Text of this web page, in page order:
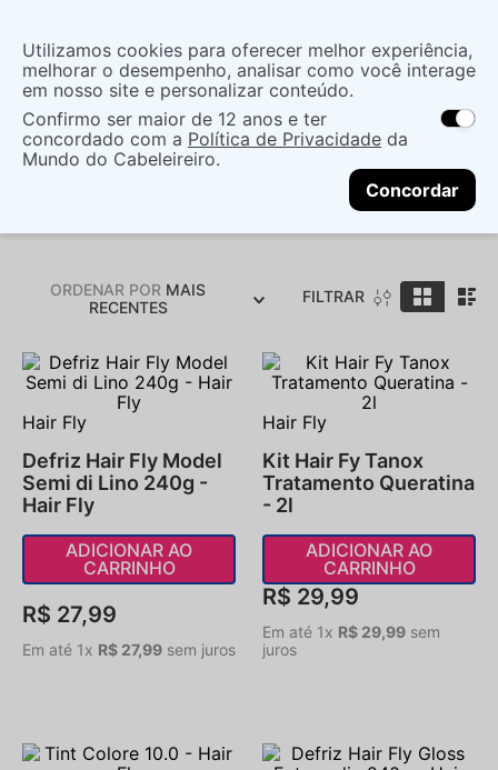
localização
As ofertas e opções de entrega variam de
acordo com a região.Não sei meu CEP
CONTINUAR
O que você procura?
ORDENAR POR MAIS
RECENTES
FILTRAR
Hair Fly
Defriz Hair Fly Model
Semi di Lino 240g -
Hair Fly
ADICIONAR AO
CARRINHO
R$ 27,99
Em até 1x R$ 27,99 sem juros
Hair Fly
Kit Hair Fy Tanox
Tratamento Queratina
- 2l
ADICIONAR AO
CARRINHO
R$ 29,99
Em até 1x R$ 29,99 sem
juros
Utilizamos cookies para oferecer melhor experiência,
melhorar o desempenho, analisar como você interage
em nosso site e personalizar conteúdo.
Confirmo ser maior de 12 anos e ter
concordado com a Política de Privacidade da
Mundo do Cabeleireiro.
Concordar